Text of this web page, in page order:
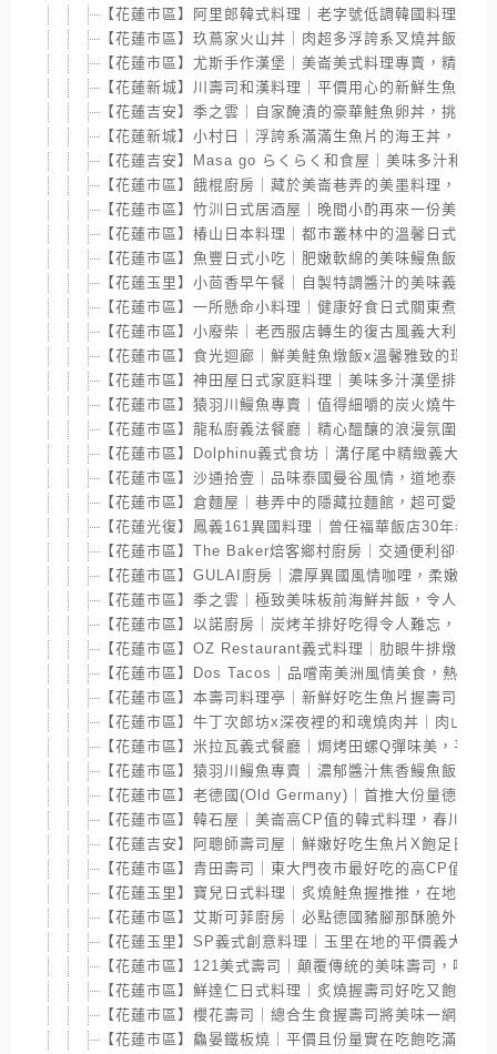
【花蓮市區】阿里郎韓式料理｜老字號低調韓國料理，美
【花蓮市區】玖蔦家火山丼｜肉超多浮誇系叉燒丼飯，
【花蓮市區】尤斯手作漢堡｜美崙美式料理專賣，精心
【花蓮新城】川壽司和漢料理｜平價用心的新鮮生魚片
【花蓮吉安】季之雲｜自家醃漬的豪華鮭魚卵丼，挑戰味
【花蓮新城】小村日｜浮誇系滿滿生魚片的海王丼，網紅
【花蓮吉安】Masa go らくらく和食屋｜美味多汁和牛
【花蓮市區】餓棍廚房｜藏於美崙巷弄的美墨料理，特製
【花蓮市區】竹汌日式居酒屋｜晚間小酌再來一份美味
【花蓮市區】椿山日本料理｜都市叢林中的溫馨日式餐
【花蓮市區】魚豐日式小吃｜肥嫩軟綿的美味鰻魚飯，便
【花蓮玉里】小茴香早午餐｜自製特調醬汁的美味義大
【花蓮市區】一所懸命小料理｜健康好食日式關東煮，
【花蓮市區】小廢柴｜老西服店轉生的復古風義大利麵
【花蓮市區】食光迴廊｜鮮美鮭魚燉飯x溫馨雅致的環境
【花蓮市區】神田屋日式家庭料理｜美味多汁漢堡排定
【花蓮市區】猿羽川鰻魚專賣｜值得細嚼的炭火燒牛肉，
【花蓮市區】龍私廚義法餐廳｜精心醞釀的浪漫氛圍，情
【花蓮市區】Dolphinu義式食坊｜溝仔尾中精緻義大利
【花蓮市區】沙通拾壹｜品味泰國曼谷風情，道地泰國料
【花蓮市區】倉麵屋｜巷弄中的隱藏拉麵館，超可愛貓
【花蓮光復】鳳義161異國料理｜曾任福華飯店30年老
【花蓮市區】The Baker焙客鄉村廚房｜交通便利卻很平
【花蓮市區】GULAI廚房｜濃厚異國風情咖哩，柔嫩羊膝
【花蓮市區】季之雲｜極致美味板前海鮮丼飯，令人味蕾
【花蓮市區】以諾廚房｜炭烤羊排好吃得令人難忘，私房
【花蓮市區】OZ Restaurant義式料理｜肋眼牛排燉飯色
【花蓮市區】Dos Tacos｜品嚐南美洲風情美食，熱情道
【花蓮市區】本壽司料理亭｜新鮮好吃生魚片握壽司，
【花蓮市區】牛丁次郎坊x深夜裡的和魂燒肉丼｜肉山堆
【花蓮市區】米拉瓦義式餐廳｜焗烤田螺Q彈味美，平價
【花蓮市區】猿羽川鰻魚專賣｜濃郁醬汁焦香鰻魚飯，頗
【花蓮市區】老德國(Old Germany)｜首推大份量德國豬
【花蓮市區】韓石屋｜美崙高CP值的韓式料理，春川辣
【花蓮吉安】阿聰師壽司屋｜鮮嫩好吃生魚片X飽足日式
【花蓮市區】青田壽司｜東大門夜市最好吃的高CP值日
【花蓮玉里】寶兒日式料理｜炙燒鮭魚握推推，在地人私
【花蓮市區】艾斯可菲廚房｜必點德國豬腳那酥脆外皮
【花蓮玉里】SP義式創意料理｜玉里在地的平價義大利
【花蓮市區】121美式壽司｜顛覆傳統的美味壽司，味道
【花蓮市區】鮮達仁日式料理｜炙燒握壽司好吃又飽滿，
【花蓮市區】櫻花壽司｜總合生食握壽司將美味一網打
【花蓮市區】鱻晏鐵板燒｜平價且份量實在吃飽吃滿，飯